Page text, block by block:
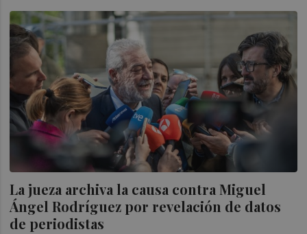
La jueza archiva la causa contra Miguel
Ángel Rodríguez por revelación de datos
de periodistas